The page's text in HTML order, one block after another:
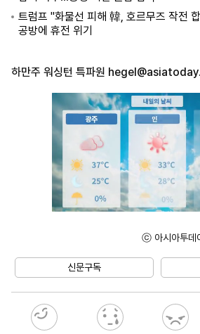
트럼프 "화물선 피해 韓, 호르무즈 작전
공방에 휴전 위기
하만주 워싱턴 특파원
ⓒ 아시아투데
신문구독